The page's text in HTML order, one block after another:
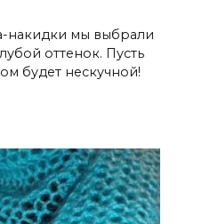
накидки мы выбрали
оттенок. Пусть
будет нескучной!